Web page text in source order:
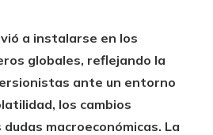
a instalarse en los
globales, reflejando la
ante un entorno
los cambios
macroeconómicas. La